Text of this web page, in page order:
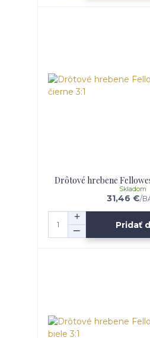
Drôtové hrebene
31,46 €/
Skladom
Pridať